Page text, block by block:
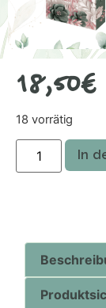
18,50€
18 vorrätig
In